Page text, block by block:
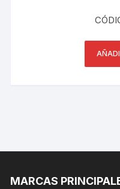
MARCAS